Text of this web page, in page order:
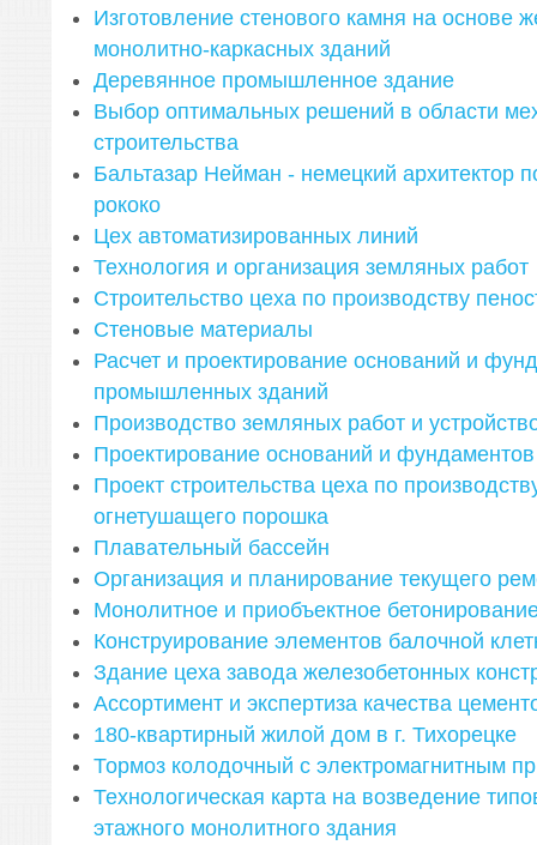
Изготовление стенового камня на основе
монолитно-каркасных зданий
Деревянное промышленное здание
Выбор оптимальных решений в области
строительства
Бальтазар Нейман - немецкий архитектор
рококо
Цех автоматизированных линий
Технология и организация земляных работ
Строительство цеха по производству
Стеновые материалы
Расчет и проектирование оснований и
промышленных зданий
Производство земляных работ и
Проектирование оснований и фундаментов
Проект строительства цеха по
огнетушащего порошка
Плавательный бассейн
Организация и планирование текущего
Монолитное и приобъектное
Конструирование элементов балочной
Здание цеха завода железобетонных
Ассортимент и экспертиза качества
180-квартирный жилой дом в г. Тихорецке
Тормоз колодочный с электромагнитным
Технологическая карта на возведение
этажного монолитного здания